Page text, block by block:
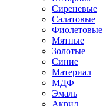
Сиреневые
Салатовые
Фиолетовые
Мятные
Золотые
Синие
Материал
МДФ
Эмаль
Акрил